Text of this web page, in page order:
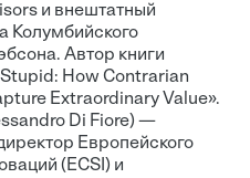
и внештатный
Колумбийского
Автор книги
How Contrarian
Extraordinary Value».
Di Fiore) —
Европейского
(ECSI) и